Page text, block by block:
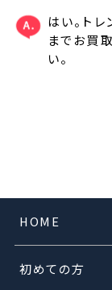
はい。ト
までお買
い。
HOME
初めての方